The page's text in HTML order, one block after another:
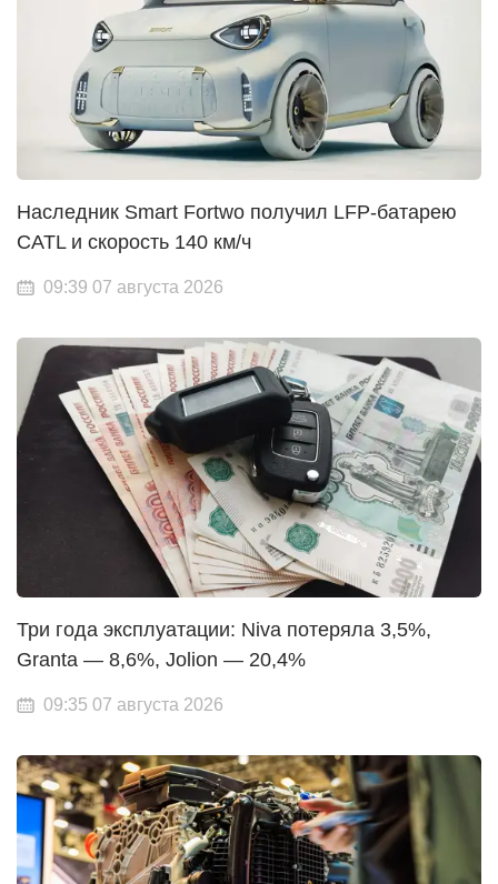
Наследник Smart Fortwo получил LFP-батарею
CATL и скорость 140 км/ч
09:39 07 августа 2026
Три года эксплуатации: Niva потеряла 3,5%,
Granta — 8,6%, Jolion — 20,4%
09:35 07 августа 2026